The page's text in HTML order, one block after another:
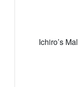
Ichiro’s